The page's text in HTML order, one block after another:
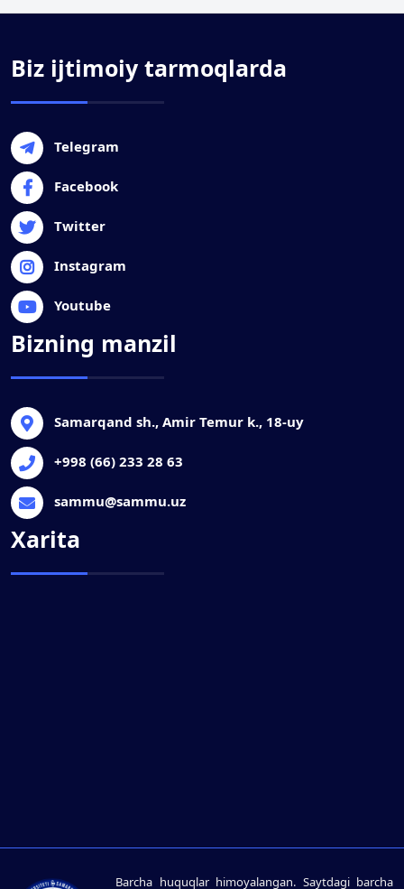
Biz ijtimoiy tarmoqlarda
Telegram
Facebook
Twitter
Instagram
Youtube
Bizning manzil
Samarqand sh., Amir Temur k., 18-uy
+998 (66) 233 28 63
sammu@sammu.uz
Xarita
Barcha huquqlar himoyalangan. Saytdagi barcha